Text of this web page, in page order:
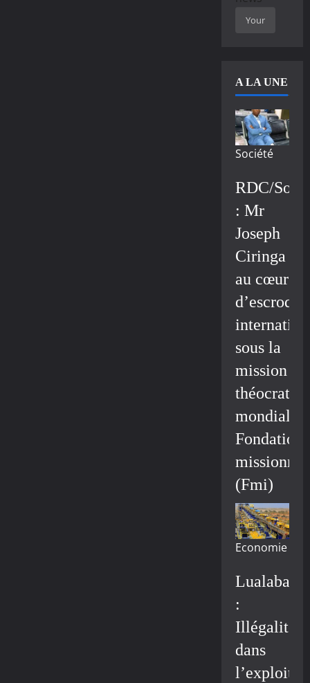
A LA UNE
Société
RDC/
: Mr
Joseph
Ciringa
au cœur
sous la
mission
mondiale/
Fondation
(Fmi)
Economie
Lualaba
:
Illégalité
dans